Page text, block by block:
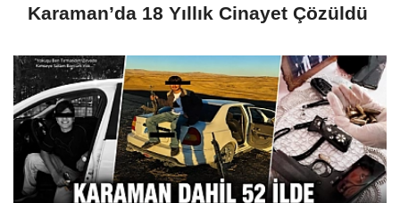
Karaman’da 18 Yıllık Cinayet Çözüldü